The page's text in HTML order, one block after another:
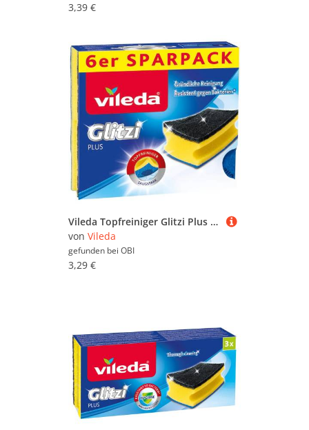
3,39 €
Vileda Topfreiniger Glitzi Plus 6er-Pack mit Antibac
von Vileda
gefunden bei OBI
3,29 €